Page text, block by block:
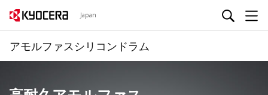
Japan
アモルファスシリコンドラム